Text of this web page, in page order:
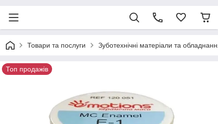
Товари та послуги Зуботехнічні матеріали та
Топ продажів